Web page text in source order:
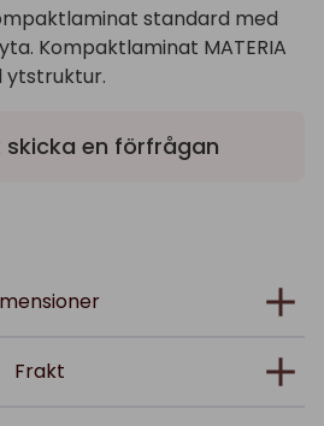
standard med
Kompaktlaminat MATERIA
ytstruktur.
en förfrågan
Frakt